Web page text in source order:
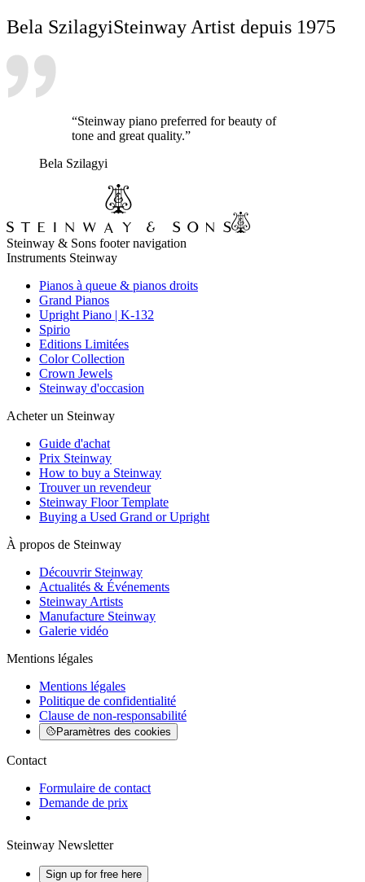
Bela SzilagyiSteinway Artist depuis 1975
“Steinway piano preferred for beauty of
tone and great quality.”
Bela Szilagyi
Steinway & Sons footer navigation
Instruments Steinway
Pianos à queue & pianos droits
Grand Pianos
Upright Piano | K-132
Spirio
Editions Limitées
Color Collection
Crown Jewels
Steinway d'occasion
Acheter un Steinway
Guide d'achat
Prix Steinway
How to buy a Steinway
Trouver un revendeur
Steinway Floor Template
Buying a Used Grand or Upright
À propos de Steinway
Découvrir Steinway
Actualités & Événements
Steinway Artists
Manufacture Steinway
Galerie vidéo
Mentions légales
Mentions légales
Politique de confidentialité
Clause de non-responsabilité
Paramètres des cookies
Contact
Formulaire de contact
Demande de prix
Steinway Newsletter
Sign up for free here